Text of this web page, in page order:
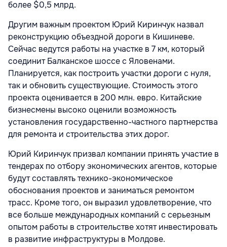
более $0,5 млрд.
Другим важным проектом Юрий Киринчук назвал
реконструкцию объездной дороги в Кишиневе.
Сейчас ведутся работы на участке в 7 км, который
соединит Балканское шоссе с Яловенами.
Планируется, как построить участки дороги с нуля,
так и обновить существующие. Стоимость этого
проекта оценивается в 200 млн. евро. Китайские
бизнесмены высоко оценили возможность
установления государственно-частного партнерства
для ремонта и строительства этих дорог.
Юрий Киринчук призвал компании принять участие в
тендерах по отбору экономических агентов, которые
будут составлять технико-экономическое
обоснования проектов и заниматься ремонтом
трасс. Кроме того, он выразил удовлетворение, что
все больше международных компаний с серьезным
опытом работы в строительстве хотят инвестировать
в развитие инфраструктуры в Молдове.